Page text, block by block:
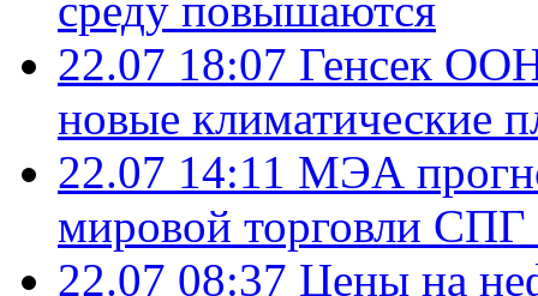
22.07 18:07 Генсек ООН
новые климатические
22.07 14:11 МЭА
мировой торговли СПГ
22.07 08:37 Цены на